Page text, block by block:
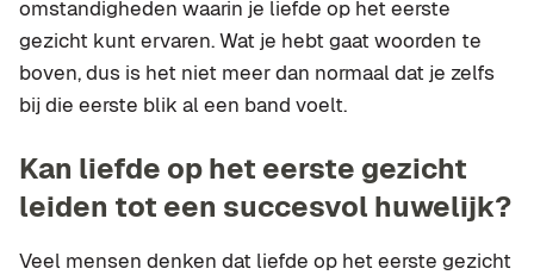
omstandigheden waarin je liefde op het eerste
gezicht kunt ervaren. Wat je hebt gaat woorden te
boven, dus is het niet meer dan normaal dat je zelfs
bij die eerste blik al een band voelt.
Kan liefde op het eerste gezicht
leiden tot een succesvol huwelijk?
Veel mensen denken dat liefde op het eerste gezicht